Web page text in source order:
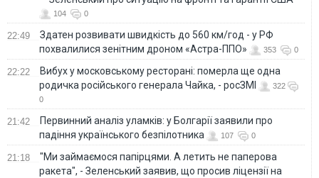
104 0
22:49
Здатен розвивати швидкість до 560 км/год - у РФ
похвалилися зенітним дроном «Астра-ППО»
353 0
22:22
Вибух у московському ресторані: померла ще одна
родичка російського генерала Чайка, - росЗМІ
322
0
21:42
Первинний аналіз уламків: у Болгарії заявили про
падіння українського безпілотника
107 0
21:18
"Ми займаємося папірцями. А летить не паперова
ракета", - Зеленський заявив, що просив ліцензії на